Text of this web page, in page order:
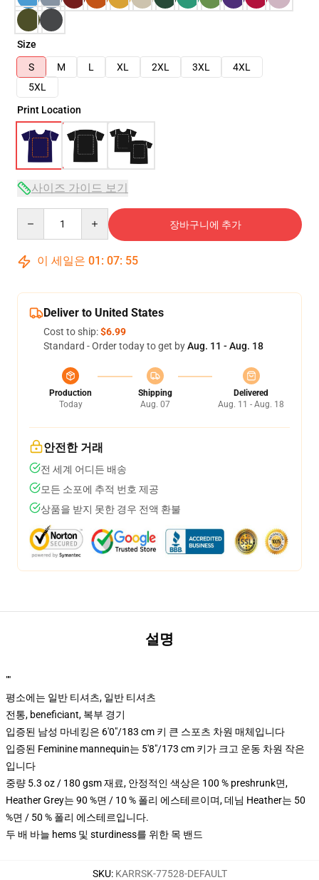
Size
S
M L XL 2XL 3XL
4XL
5XL
Print Location
사이즈 가이드 보기
장바구니에 추가
이 세일은 01 : 07: 54
Deliver to United States
Cost to ship:$6.99
Standard - Order today to get byAug. 11 - Aug. 18
Production
Today
Shipping
Aug. 07
Delivered
Aug. 11 - Aug. 18
안전한 거래
전 세계 어디든 배송
모든 소포에 추적 번호 제공
상품을 받지 못한 경우 전액 환불
설명
""
평소에는 일반 티셔츠, 일반 티셔츠
전통, beneficiant, 복부 경기
입증된 남성 마네킹은 6'0"/183 cm 키 큰 스포츠 차원 매체입니다
입증된 Feminine mannequin는 5'8"/173 cm 키가 크고 운동 차원 작은
입니다
중량 5.3 oz / 180 gsm 재료, 안정적인 색상은 100 % preshrunk면,
Heather Grey는 90 %면 / 10 % 폴리 에스테르이며, 데님 Heather는 50
%면 / 50 % 폴리 에스테르입니다.
두 배 바늘 hems 및 sturdiness를 위한 목 밴드
SKU: KARRSK-77528-DEFAULT